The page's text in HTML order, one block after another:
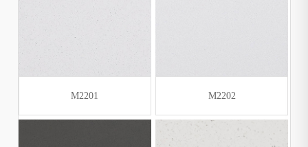
M2201 M2202